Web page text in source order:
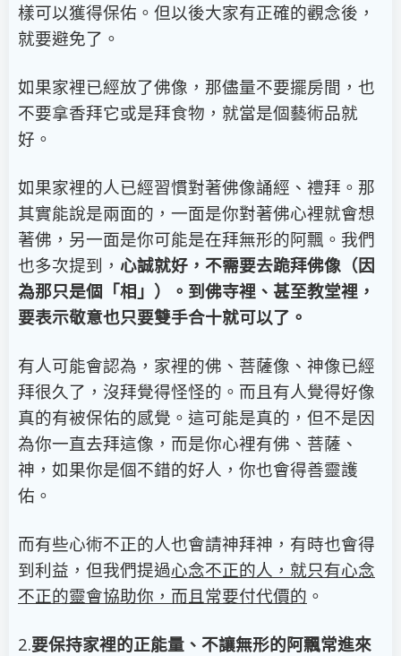
樣可以獲得保佑。但以後大家有正確的觀念後，
就要避免了。
如果家裡已經放了佛像，那儘量不要擺房間，也
不要拿香拜它或是拜食物，就當是個藝術品就
好。
如果家裡的人已經習慣對著佛像誦經、禮拜。那
其實能說是兩面的，一面是你對著佛心裡就會想
著佛，另一面是你可能是在拜無形的阿飄。我們
也多次提到， 心誠就好，不需要去跪拜佛像（因
為那只是個「相」）。到佛寺裡、甚至教堂裡，
要表示敬意也只要雙手合十就可以了。
有人可能會認為，家裡的佛、菩薩像、神像已經
拜很久了，沒拜覺得怪怪的。而且有人覺得好像
真的有被保佑的感覺。這可能是真的，但不是因
為你一直去拜這像，而是你心裡有佛、菩薩、
神，如果你是個不錯的好人，你也會得善靈護
佑。
而有些心術不正的人也會請神拜神，有時也會得
到利益，但我們提過心念不正的人，就只有心念
不正的靈會協助你，而且常要付代價的 。
2.要保持家裡的正能量、不讓無形的阿飄常進來